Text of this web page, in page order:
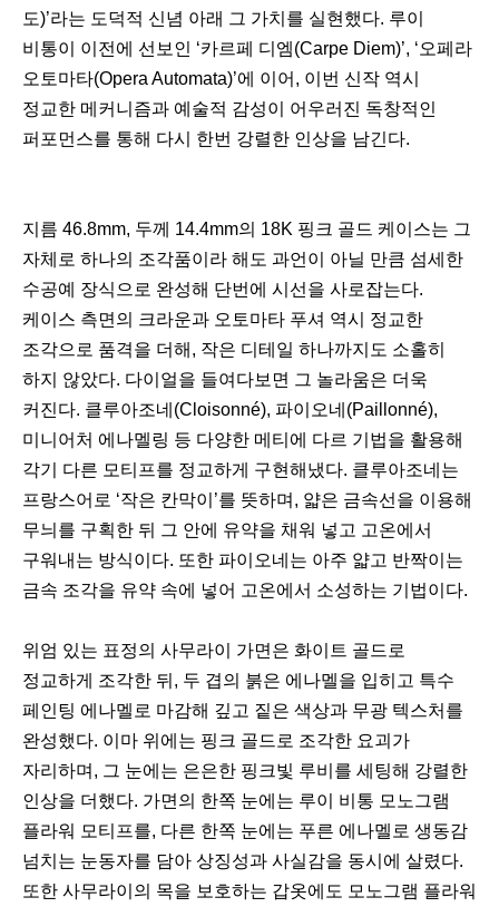
도)’라는 도덕적 신념 아래 그 가치를 실현했다. 루이
비통이 이전에 선보인 ‘카르페 디엠(Carpe Diem)’, ‘오페라
오토마타(Opera Automata)’에 이어, 이번 신작 역시
정교한 메커니즘과 예술적 감성이 어우러진 독창적인
퍼포먼스를 통해 다시 한번 강렬한 인상을 남긴다.
지름 46.8mm, 두께 14.4mm의 18K 핑크 골드 케이스는 그
자체로 하나의 조각품이라 해도 과언이 아닐 만큼 섬세한
수공예 장식으로 완성해 단번에 시선을 사로잡는다.
케이스 측면의 크라운과 오토마타 푸셔 역시 정교한
조각으로 품격을 더해, 작은 디테일 하나까지도 소홀히
하지 않았다. 다이얼을 들여다보면 그 놀라움은 더욱
커진다. 클루아조네(Cloisonné), 파이오네(Paillonné),
미니어처 에나멜링 등 다양한 메티에 다르 기법을 활용해
각기 다른 모티프를 정교하게 구현해냈다. 클루아조네는
프랑스어로 ‘작은 칸막이’를 뜻하며, 얇은 금속선을 이용해
무늬를 구획한 뒤 그 안에 유약을 채워 넣고 고온에서
구워내는 방식이다. 또한 파이오네는 아주 얇고 반짝이는
금속 조각을 유약 속에 넣어 고온에서 소성하는 기법이다.
이
전
다
음
위엄 있는 표정의 사무라이 가면은 화이트 골드로
정교하게 조각한 뒤, 두 겹의 붉은 에나멜을 입히고 특수
페인팅 에나멜로 마감해 깊고 짙은 색상과 무광 텍스처를
완성했다. 이마 위에는 핑크 골드로 조각한 요괴가
자리하며, 그 눈에는 은은한 핑크빛 루비를 세팅해 강렬한
인상을 더했다. 가면의 한쪽 눈에는 루이 비통 모노그램
플라워 모티프를, 다른 한쪽 눈에는 푸른 에나멜로 생동감
넘치는 눈동자를 담아 상징성과 사실감을 동시에 살렸다.
또한 사무라이의 목을 보호하는 갑옷에도 모노그램 플라워